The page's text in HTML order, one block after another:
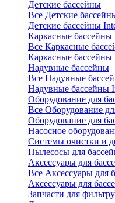
Детские бассейны
Все Детские
Детские бассейны
Каркасные бассейны
Все Каркасные
Каркасные бассейны
Надувные бассейны
Все Надувные
Надувные бассейны
Оборудование для
Все Оборудование
Оборудование для
Насосное
Системы очистки и
Пылесосы для
Аксессуары для
Все Аксессуары для
Аксессуары для
Запчасти для